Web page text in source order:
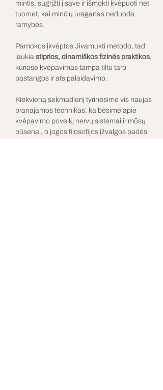
mintis, sugrįžti į save ir išmokti kvėpuoti net
tuomet, kai minčių uraganas neduoda
ramybės.
Pamokos įkvėptos Jivamukti metodo, tad
laukia stiprios, dinamiškos fizinės praktikos,
kuriose kvėpavimas tampa tiltu tarp
pastangos ir atsipalaidavimo.
Kiekvieną sekmadienį tyrinėsime vis naujas
pranajamos technikas, kalbėsime apie
kvėpavimo poveikį nervų sistemai ir mūsų
būsenai, o jogos filosofijos įžvalgos padės